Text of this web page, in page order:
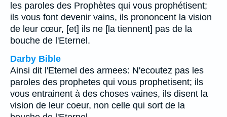
les paroles des Prophètes qui vous prophétisent;
ils vous font devenir vains, ils prononcent la vision
de leur cœur, [et] ils ne [la tiennent] pas de la
bouche de l'Eternel.
Darby Bible
Ainsi dit l'Eternel des armees: N'ecoutez pas les
paroles des prophetes qui vous prophetisent; ils
vous entrainent à des choses vaines, ils disent la
vision de leur coeur, non celle qui sort de la